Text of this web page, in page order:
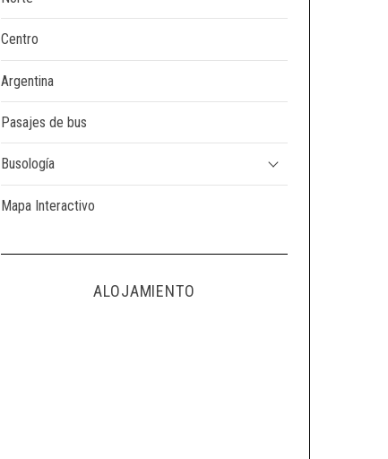
Centro
Argentina
Pasajes de bus
Busología
Mapa Interactivo
ALOJAMIENTO